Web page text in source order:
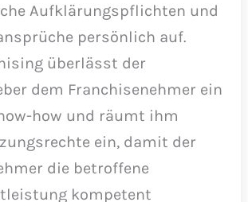
Aufklärungspflichten und
persönlich auf.
überlässt der
dem Franchisenehmer ein
how und räumt ihm
ein, damit der
die betroffene
kompetent